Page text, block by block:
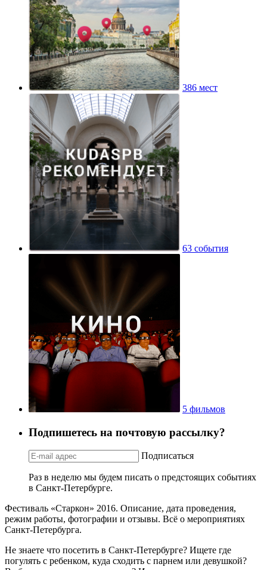
386 мест
63 события
5 фильмов
Подпишетесь на почтовую рассылку?
Подписаться
Раз в неделю мы будем писать о предстоящих событиях
в Санкт-Петербурге.
Фестиваль «Старкон» 2016. Описание, дата проведения,
режим работы, фотографии и отзывы. Всё о мероприятиях
Санкт-Петербурга.
Не знаете что посетить в Санкт-Петербурге? Ищете где
погулять с ребенком, куда сходить с парнем или девушкой?